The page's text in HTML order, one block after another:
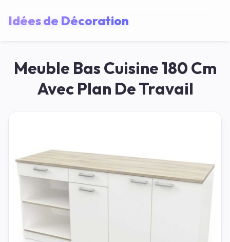
Idées de Décoration
Meuble Bas Cuisine 180 Cm
Avec Plan De Travail